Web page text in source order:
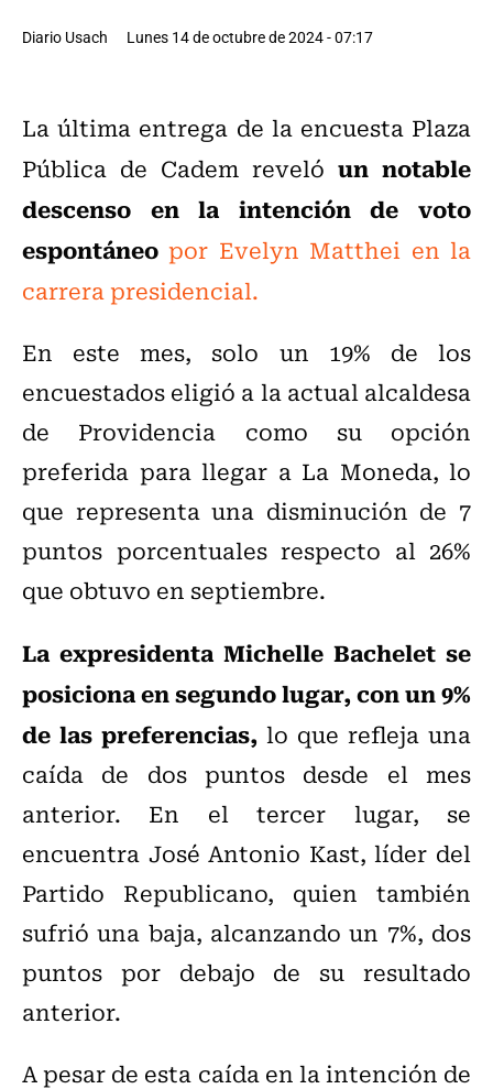
Diario Usach Lunes 14 de octubre de 2024 - 07:17
La última entrega de la encuesta Plaza
Pública de Cadem reveló un notable
descenso en la intención de voto
espontáneopor Evelyn Matthei en la
carrera presidencial.
En este mes, solo un 19% de los
encuestados eligió a la actual alcaldesa
de Providencia como su opción
preferida para llegar a La Moneda, lo
que representa una disminución de 7
puntos porcentuales respecto al 26%
que obtuvo en septiembre.
La expresidenta Michelle Bachelet se
posiciona en segundo lugar, con un 9%
de las preferencias, lo que refleja una
caída de dos puntos desde el mes
anterior. En el tercer lugar, se
encuentra José Antonio Kast, líder del
Partido Republicano, quien también
sufrió una baja, alcanzando un 7%, dos
puntos por debajo de su resultado
anterior.
A pesar de esta caída en la intención de